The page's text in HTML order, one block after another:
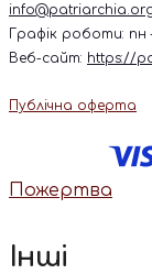
Графік роботи: пн
Веб-сайт: https://
Публічна оферта
Пожертва
Інші